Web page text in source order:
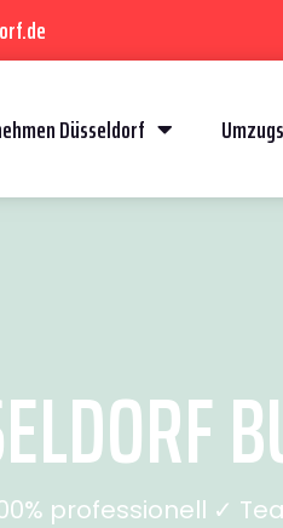
Düsseldorf
professionell ✓